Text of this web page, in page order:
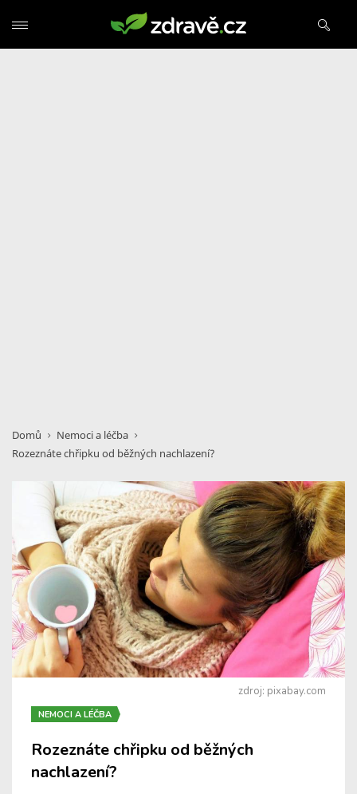
Domů
Nemoci a léčba
Rozeznáte chřipku od běžných nachlazení?
zdroj: pixabay.com
NEMOCI A LÉČBA
Rozeznáte chřipku od běžných
nachlazení?